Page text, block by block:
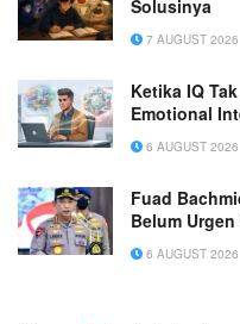
Solusinya
7 AUGUST 2026
Ketika IQ
Emotional
6 AUGUST 2026
Fuad
Belum
6 AUGUST 2026